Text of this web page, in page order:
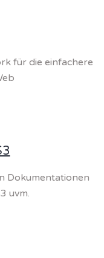
für die einfachere
Dokumentationen
uvm.